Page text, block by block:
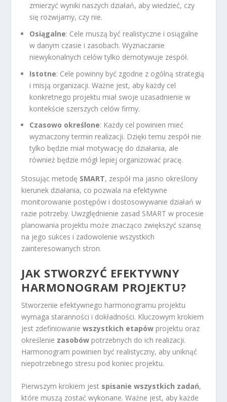
zmierzyć wyniki naszych działań, aby wiedzieć, czy
się rozwijamy, czy nie.
Osiągalne: Cele muszą być realistyczne i osiągalne
w danym czasie i zasobach. Wyznaczanie
niewykonalnych celów tylko demotywuje zespół.
Istotne: Cele powinny być zgodne z ogólną strategią
i misją organizacji. Ważne jest, aby każdy cel
konkretnego projektu miał swoje uzasadnienie w
kontekście szerszych celów firmy.
Czasowo określone: Każdy cel powinien mieć
wyznaczony termin realizacji. Dzięki temu zespół nie
tylko będzie miał motywację do działania, ale
również będzie mógł lepiej organizować pracę.
Stosując metodę SMART, zespół ma jasno określony
kierunek działania, co pozwala na efektywne
monitorowanie postępów i dostosowywanie działań w
razie potrzeby. Uwzględnienie zasad SMART w procesie
planowania projektu może znacząco zwiększyć szansę
na jego sukces i zadowolenie wszystkich
zainteresowanych stron.
JAK STWORZYĆ EFEKTYWNY
HARMONOGRAM PROJEKTU?
Stworzenie efektywnego harmonogramu projektu
wymaga staranności i dokładności. Kluczowym krokiem
jest zdefiniowaniewszystkich etapów projektu oraz
określenie zasobów potrzebnych do ich realizacji.
Harmonogram powinien być realistyczny, aby uniknąć
niepotrzebnego stresu pod koniec projektu.
Pierwszym krokiem jest spisanie wszystkich zadań,
które muszą zostać wykonane. Ważne jest, aby każde